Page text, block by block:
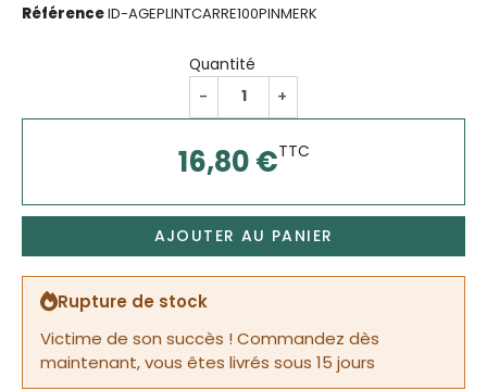
RéférenceID-AGEPLINTCARRE100PINMERK
Quantité
- +
16,80 €TTC
AJOUTER AU PANIER
Rupture de stock
Victime de son succès ! Commandez dès
maintenant, vous êtes livrés sous 15 jours